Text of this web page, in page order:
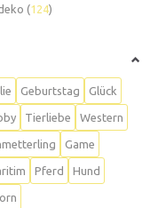
(124)
Geburtstag Glück
Tierliebe Western
Game
Pferd Hund